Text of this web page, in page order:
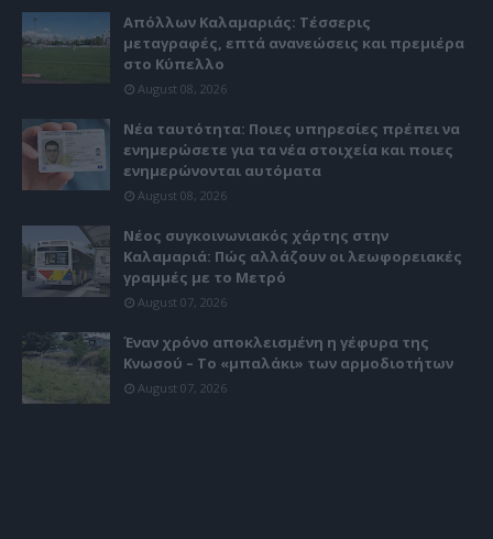
Απόλλων Καλαμαριάς: Τέσσερις
μεταγραφές, επτά ανανεώσεις και πρεμιέρα
στο Κύπελλο
August 08, 2026
Νέα ταυτότητα: Ποιες υπηρεσίες πρέπει να
ενημερώσετε για τα νέα στοιχεία και ποιες
ενημερώνονται αυτόματα
August 08, 2026
Νέος συγκοινωνιακός χάρτης στην
Καλαμαριά: Πώς αλλάζουν οι λεωφορειακές
γραμμές με το Μετρό
August 07, 2026
Έναν χρόνο αποκλεισμένη η γέφυρα της
Κνωσού – Το «μπαλάκι» των αρμοδιοτήτων
August 07, 2026